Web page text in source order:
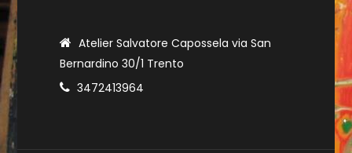
Atelier Salvatore Capossela via San
Bernardino 30/1 Trento
3472413964